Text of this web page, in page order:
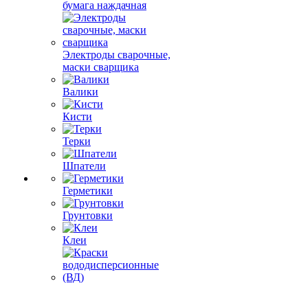
бумага наждачная
Электроды сварочные,
маски сварщика
Валики
Кисти
Терки
Шпатели
Герметики
Грунтовки
Клеи